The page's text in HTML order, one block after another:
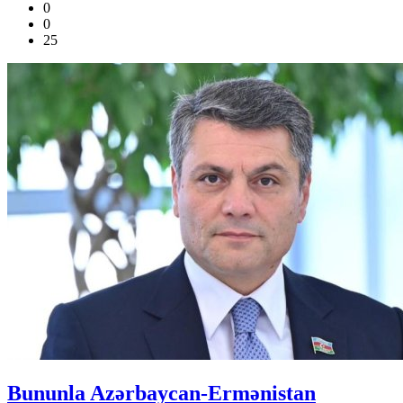
0
0
25
Bununla Azərbaycan-Ermənistan